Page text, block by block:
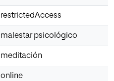
restrictedAccess
malestar psicológico
meditación
online